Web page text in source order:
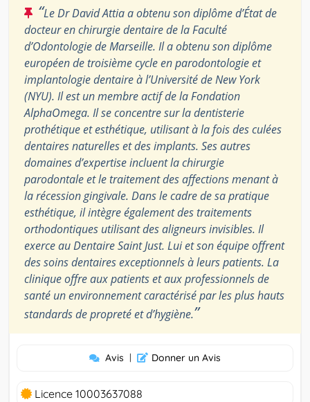
“Le Dr David Attia a obtenu son diplôme d’État de
docteur en chirurgie dentaire de la Faculté
d’Odontologie de Marseille. Il a obtenu son diplôme
européen de troisième cycle en parodontologie et
implantologie dentaire à l’Université de New York
(NYU). Il est un membre actif de la Fondation
AlphaOmega. Il se concentre sur la dentisterie
prothétique et esthétique, utilisant à la fois des culées
dentaires naturelles et des implants. Ses autres
domaines d’expertise incluent la chirurgie
parodontale et le traitement des affections menant à
la récession gingivale. Dans le cadre de sa pratique
esthétique, il intègre également des traitements
orthodontiques utilisant des aligneurs invisibles. Il
exerce au Dentaire Saint Just. Lui et son équipe offrent
des soins dentaires exceptionnels à leurs patients. La
clinique offre aux patients et aux professionnels de
santé un environnement caractérisé par les plus hauts
standards de propreté et d’hygiène.”
Avis | Donner un Avis
Licence 10003637088